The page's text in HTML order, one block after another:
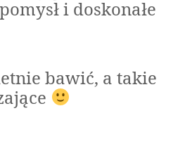
i doskonałe
bawić, a takie